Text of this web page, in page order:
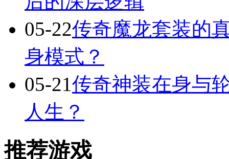
05-22传奇魔龙套装的
身模式？
05-21传奇神装在身与
人生？
推荐游戏